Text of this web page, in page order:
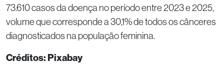
73.610 casos da doença no período entre 2023 e 2025,
volume que corresponde a 30,1% de todos os cânceres
diagnosticados na população feminina.
Créditos: Pixabay